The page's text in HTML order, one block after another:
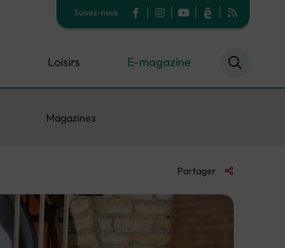
Suivez-nous FacebookInstagram
YouTubeCalaméoFlux RSS
Loisirs E-magazine
Magazines
Partager Liste des liens